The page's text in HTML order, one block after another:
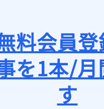
料会員
を1本/
す